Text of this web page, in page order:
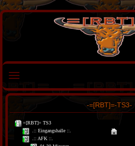
-=[RBT]=-TS3-